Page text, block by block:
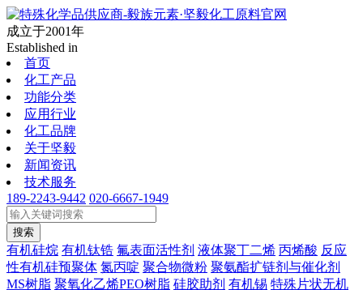
成立于2001年
Established in
首页
化工产品
功能分类
应用行业
化工品牌
关于坚毅
新闻资讯
技术服务
189-2243-9442 020-6667-1949
搜索
有机硅烷 有机钛锆 氟表面活性剂 液体聚丁二烯 丙烯酸 反应
性有机硅预聚体 氮丙啶 聚合物微粉 聚氨酯扩链剂与催化剂
MS树脂 聚氧化乙烯PEO树脂 硅胶助剂 有机锡 特殊片状无机